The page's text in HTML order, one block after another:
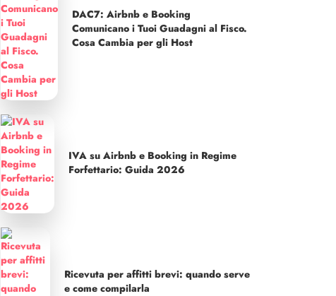
DAC7: Airbnb e Booking
Comunicano i Tuoi Guadagni al Fisco.
Cosa Cambia per gli Host
IVA su Airbnb e Booking in Regime
Forfettario: Guida 2026
Ricevuta per affitti brevi: quando serve
e come compilarla